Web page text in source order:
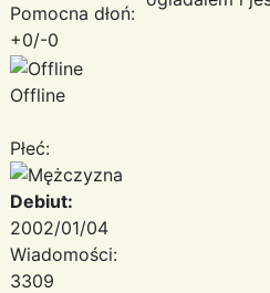
Pomocna dłoń:
+0/-0
Offline
Płeć:
Debiut:
2002/01/04
Wiadomości:
3309